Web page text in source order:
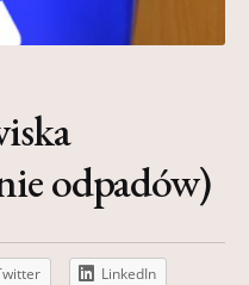
odpadów)
LinkedIn